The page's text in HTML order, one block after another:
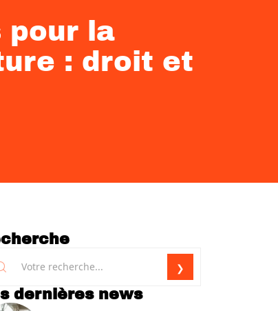
pour la
: droit et
dernières news